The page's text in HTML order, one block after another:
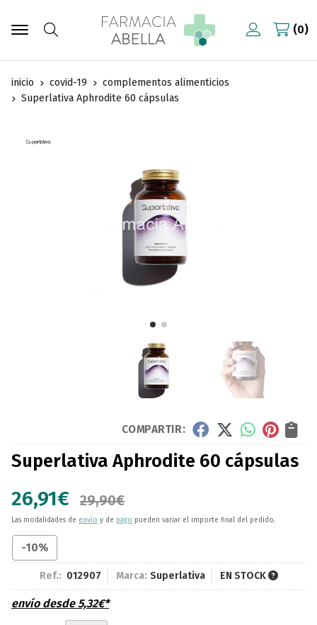
Buscar
0
inicio covid-19
complementos alimenticios
Superlativa Aphrodite 60 cápsulas
COMPARTIR:
Superlativa Aphrodite 60 cápsulas
26,91€ 29,90€
Las modalidades de envío y de pago pueden variar el importe final del pedido.
-10%
Ref.: 012907 Marca: Superlativa EN STOCK
envío desde5,32€*